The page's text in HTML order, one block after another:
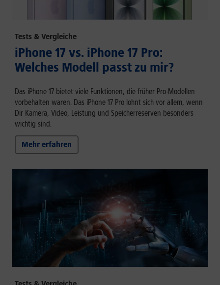
Tests & Vergleiche
iPhone 17 vs. iPhone 17 Pro:
Welches Modell passt zu mir?
Das iPhone 17 bietet viele Funktionen, die früher Pro-Modellen
vorbehalten waren. Das iPhone 17 Pro lohnt sich vor allem, wenn
Dir Kamera, Video, Leistung und Speicherreserven besonders
wichtig sind.
Mehr erfahren